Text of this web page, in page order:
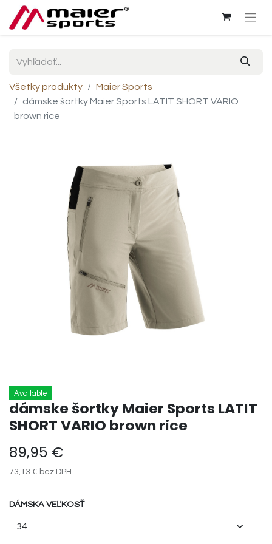
Všetky produkty
Maier Sports
dámske šortky Maier Sports LATIT SHORT VARIO
brown rice
Available
dámske šortky Maier Sports LATIT
SHORT VARIO brown rice
89,95 €
73,13 € bez DPH
DÁMSKA VEĽKOSŤ